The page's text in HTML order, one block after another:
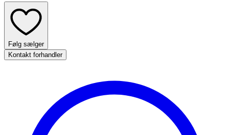
Følg sælger
Kontakt forhandler